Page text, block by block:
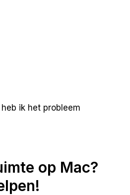
ik het probleem
op Mac?